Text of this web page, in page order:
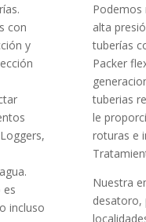
con
y
es
incluso
Podemos
alta
tuberías
Packer
tuberias
le
roturas e
Nuestra
desatoro,